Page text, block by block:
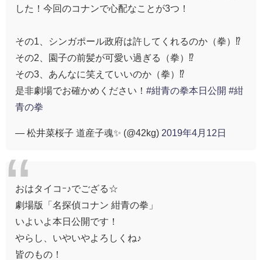
した！今回のコナンで心配なことが3つ！
その1、シンガポール政府は許してくれるのか（拳）⁉️
その2、園子の前髪が可愛い過ぎる（拳）⁉️
その3、あんなに笑えていいのか（拳）⁉️
是非劇場でお確かめください！ #紺青の拳本日公開 #紺
青の拳
— 松井菜桜子 道産子魂✨ (@42kg) 2019年4月12日
おはタイコｰ♪でござる☆
劇場版「名探偵コナン 紺青の拳」
いよいよ本日公開です！
やらし、いやいやよろしくね♪
皆のもの！